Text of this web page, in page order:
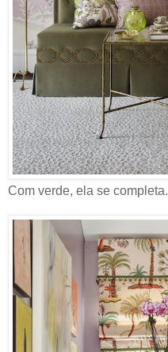
Com verde, ela se completa.